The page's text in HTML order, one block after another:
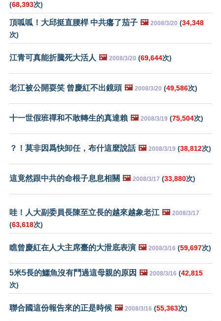
(68,393次)
頂呱呱！大邱挺直腰桿 中共癟了茄子 🖼️ 2008/3/20 (34,348
次)
江青可真能折騰死大活人 🖼️ 2008/3/20 (69,644次)
老江被公開耍笑 曾慶紅不出鏡頭 🖼️ 2008/3/20 (49,586次)
十一世假班禪和不敢轉生的真達賴 🖼️ 2008/3/19 (75,504次)
？！莫非因爲快卸任，布什這麼說話 🖼️ 2008/3/19 (38,812次)
這竟然跟中共的命根子息息相關 🖼️ 2008/3/17 (33,880次)
哇！人大副委員長陳至立長的越來越象老江 🖼️ 2008/3/17
(63,618次)
瞧曾慶紅在人大主席臺的大泄底表演 🖼️ 2008/3/16 (59,697次)
5米5長的鱷魚沒有鬥過這母親的原因 🖼️ 2008/3/16 (42,815
次)
聯合國這份報告來的正是時候 🖼️ 2008/3/16 (55,363次)